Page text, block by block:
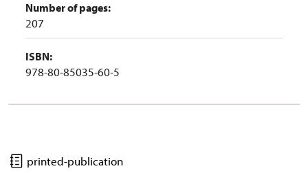
Number of pages:
207
ISBN:
978-80-85035-60-5
printed-publication